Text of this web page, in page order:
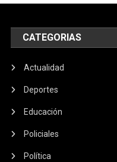
CATEGORIAS
Actualidad
Deportes
Educación
Policiales
Política